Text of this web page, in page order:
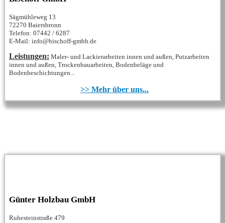
Säg­müh­le­weg 13
72270 Bai­ers­bronn
Telefon: 07442 / 6287
E-Mail: info@​bi­sch­off-gmbh.​de
Leistungen: Maler- und Lackierarbeiten innen und außen, Putzarbeiten
innen und außen, Trockenbauarbeiten, Bodenbeläge und
Bodenbeschichtungen...
>> Mehr über uns...
Günter Holzbau GmbH
Ruhesteinstraße 479